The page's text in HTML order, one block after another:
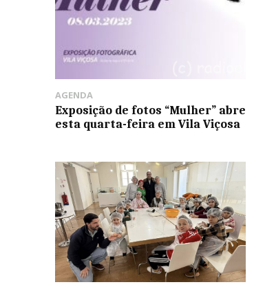
AGENDA
Exposição de fotos “Mulher” abre
esta quarta-feira em Vila Viçosa